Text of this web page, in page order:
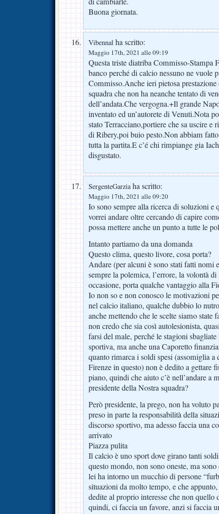
Buona giornata.
Vibennal ha scritto:
Maggio 17th, 2021 alle 09:19
Questa triste diatriba Commisso-Stampa
banco perché di calcio nessuno ne vuole
Commisso.Anche ieri pietosa prestazione
squadra che non ha neanche tentato di
dell’andata.Che vergogna.+Il grande
inventato ed un’autorete di Venuti.Nota
stato Terracciano,portiere che sa uscire e
di Ribery,poi buio pesto.Non abbiam
tutta la partita.E c’é chi rimpiange gia
disgustato.
SergenteGarziaha scritto:
Maggio 17th, 2021 alle 09:20
Io sono sempre alla ricerca di soluzioni e
vorrei andare oltre cercando di capire
possa mettere anche un punto a tutte le
Intanto partiamo da una domanda
Questo clima, questo livore, cosa porta?
Andare (per alcuni è sono stati fatti nomi
sempre la polemica, l’errore, la volontà
occasione, porta qualche vantaggio alla
Io non so e non conosco le motivazioni
nel calcio italiano, qualche dubbio lo
anche mettendo che le scelte siamo state
non credo che sia così autolesionista,
farsi del male, perché le stagioni
sportiva, ma anche una Caporetto
quanto rimarca i soldi spesi (assomiglia a
Firenze in questo) non è dedito a gettare
piano, quindi che aiuto c’è nell’andare a
presidente della Nostra squadra?
Però presidente, la prego, non ha voluto
preso in parte la responsabilità della
discorso sportivo, ma adesso faccia una
arrivato
Piazza pulita
Il calcio è uno sport dove girano tanti
questo mondo, non sono oneste, ma
lei ha intorno un mucchio di persone
situazioni da molto tempo, e che
dedite al proprio interesse che non quello
quindi, ci faccia un favore, anzi si faccia